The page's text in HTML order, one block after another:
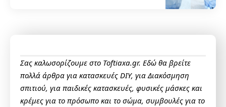
Σας καλωσορίζουμε στο Toftiaxa.gr. Εδώ θα βρείτε
πολλά άρθρα για κατασκευές DIY, για Διακόσμηση
σπιτιού, για παιδικές κατασκευές, φυσικές μάσκες και
κρέμες για το πρόσωπο και το σώμα, συμβουλές για το